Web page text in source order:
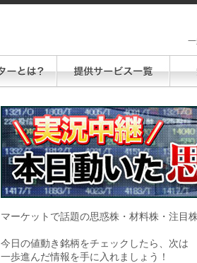
マーケットで話題の思惑株・材料株・注目
今日の値動き銘柄をチェックしたら、次は
一歩進んだ情報を手に入れましょう！